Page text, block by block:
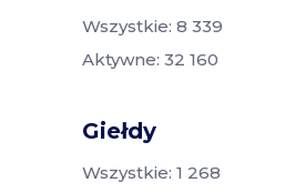
Wszystkie: 8 339
Aktywne: 32 160
Giełdy
Wszystkie: 1 268